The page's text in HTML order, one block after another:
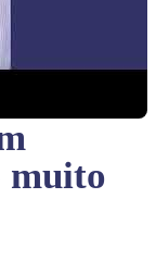
muito